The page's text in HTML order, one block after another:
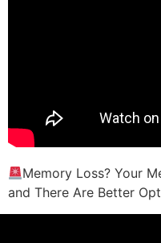
Memory Loss? Your
and There Are Better